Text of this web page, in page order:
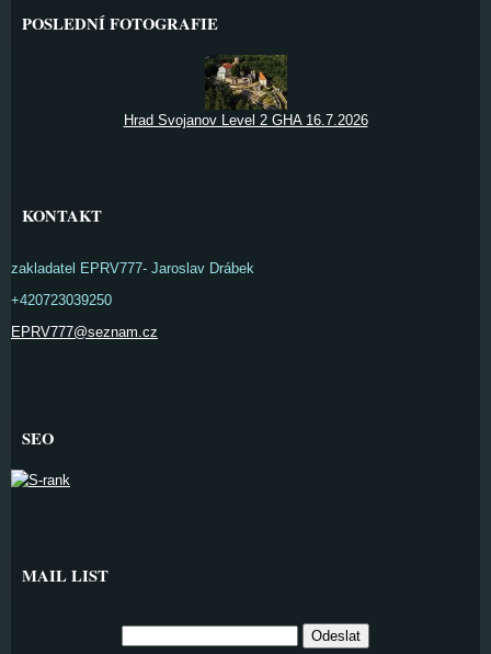
POSLEDNÍ FOTOGRAFIE
Hrad Svojanov Level 2 GHA 16.7.2026
KONTAKT
zakladatel EPRV777- Jaroslav Drábek
+420723039250
EPRV777@seznam.cz
SEO
MAIL LIST